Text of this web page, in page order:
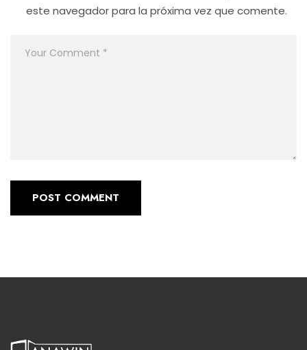
este navegador para la próxima vez que comente.
POST COMMENT